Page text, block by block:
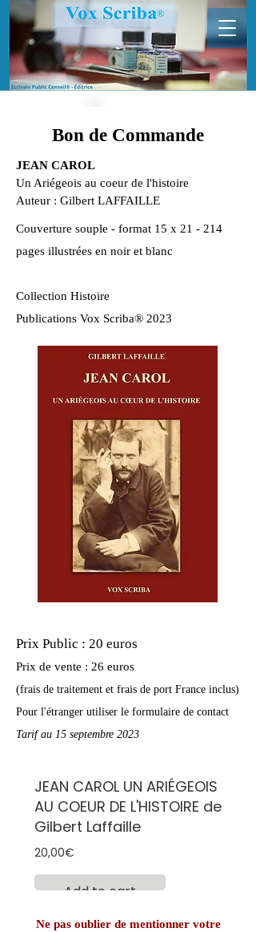
Bon de Commande
JEAN CAROL
Un Ariégeois au coeur de l'histoire
Auteur : Gilbert LAFFAILLE
Couverture souple - format 15 x 21 - 214
pages illustrées en noir et blanc
Collection Histoire
Publications Vox Scriba® 2023
Prix Public : 20 euros
Prix de vente : 26 euros
(frais de traitement et frais de port France inclus)
Pour l'étranger utiliser le formulaire de contact
Tarif au 15 septembre 2023
JEAN CAROL UN ARIÉGEOIS
AU COEUR DE L'HISTOIRE de
Gilbert Laffaille
20,00€
Add to cart
Ne pas oublier de mentionner votre